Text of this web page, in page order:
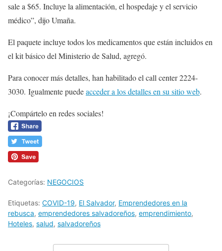
sale a $65. Incluye la alimentación, el hospedaje y el servicio
médico”, dijo Umaña.
El paquete incluye todos los medicamentos que están incluidos en
el kit básico del Ministerio de Salud, agregó.
Para conocer más detalles, han habilitado el call center 2224-
3030. Igualmente puedeacceder a los detalles en su sitio web.
¡Compártelo en redes sociales!
Categorías: NEGOCIOS
Etiquetas: COVID-19, El Salvador, Emprendedores en la
rebusca, emprendedores salvadoreños, emprendimiento,
Hoteles, salud, salvadoreños